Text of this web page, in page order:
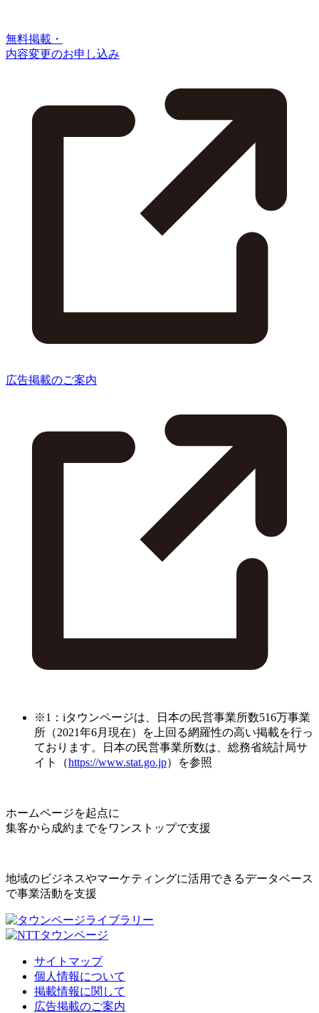
無料掲載・
内容変更のお申し込み
広告掲載のご案内
※1：iタウンページは、日本の民営事業所数516万事業
所（2021年6月現在）を上回る網羅性の高い掲載を行っ
ております。日本の民営事業所数は、総務省統計局サ
イト（https://www.stat.go.jp）を参照
ホームページを起点に
集客から成約までをワンストップで支援
地域のビジネスやマーケティングに活用できるデータベース
で事業活動を支援
サイトマップ
個人情報について
掲載情報に関して
広告掲載のご案内